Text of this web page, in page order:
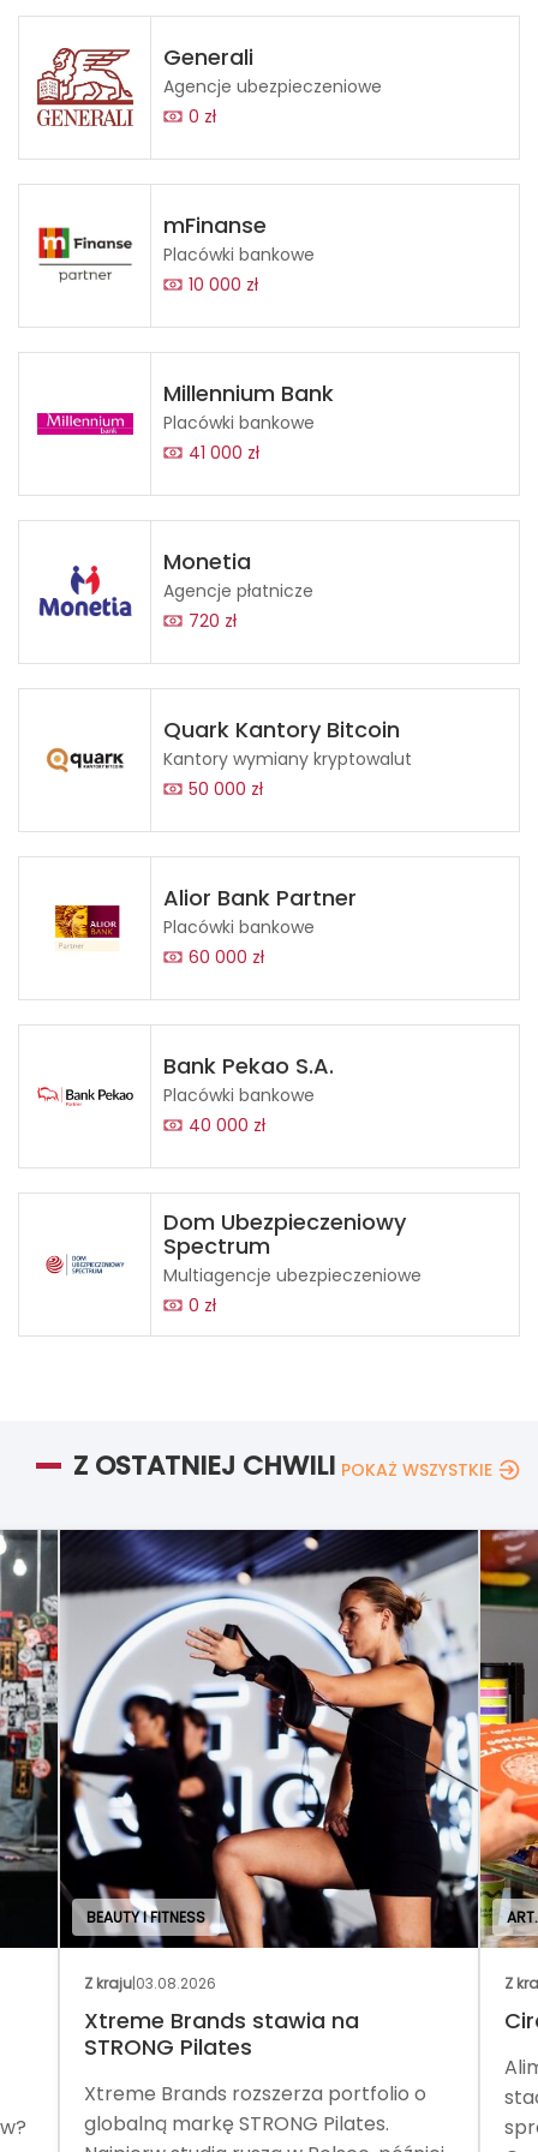
Generali
Agencje ubezpieczeniowe
0 zł
mFinanse
Placówki bankowe
10 000 zł
Millennium Bank
Placówki bankowe
41 000 zł
Monetia
Agencje płatnicze
720 zł
Quark Kantory Bitcoin
Kantory wymiany kryptowalut
50 000 zł
Alior Bank Partner
Placówki bankowe
60 000 zł
Bank Pekao S.A.
Placówki bankowe
40 000 zł
Dom Ubezpieczeniowy
Spectrum
Multiagencje ubezpieczeniowe
0 zł
Z OSTATNIEJ CHWILI POKAŻ WSZYSTKIE
BEAUTY I FITNESS
Z kraju|03.08.2026
Xtreme Brands stawia na
STRONG Pilates
Xtreme Brands rozszerza portfolio o
globalną markę STRONG Pilates.
Z